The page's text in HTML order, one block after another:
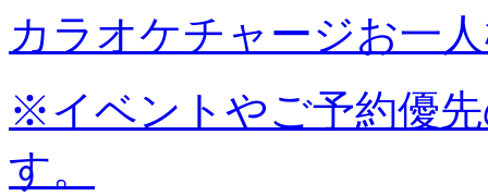
カラオケチャージお一
※イベントやご予約優
す。